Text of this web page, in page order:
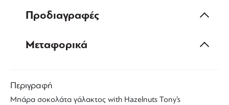
Προδιαγραφές
Μεταφορικά
Περιγραφή
Μπάρα σοκολάτα γάλακτος with Hazelnuts Tony’s